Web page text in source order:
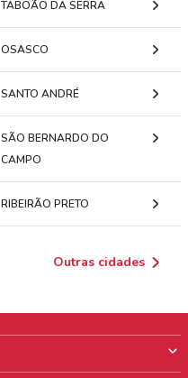
TABOÃO DA SERRA
OSASCO
SANTO ANDRÉ
SÃO BERNARDO DO
CAMPO
RIBEIRÃO PRETO
Outras cidades